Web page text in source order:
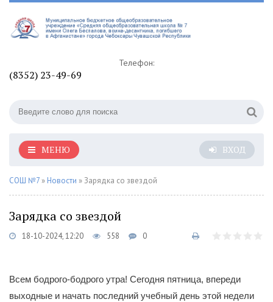
Телефон:
(8352) 23-49-69
ВХОД
МЕНЮ
СОШ №7 » Новости » Зарядка со звездой
Зарядка со звездой
18-10-2024, 12:20 558 0
Всем бодрого-бодрого утра! Сегодня пятница, впереди
выходные и начать последний учебный день этой недели